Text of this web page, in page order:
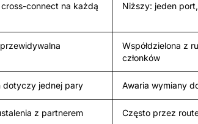
connect na każdą
Niższy: jeden
Współdzielona z
członków
dotyczy jednej pary Awaria wymiany
z partnerem Często przez